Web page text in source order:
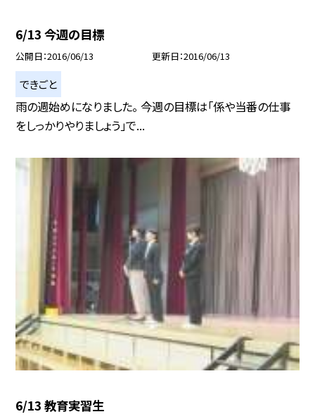
6/13 今週の目標
公開日 2016/06/13 更新日 2016/06/13
できごと
雨の週始めになりました。 今週の目標は「係や当番の仕事
をしっかりやりましょう」で...
6/13 教育実習生